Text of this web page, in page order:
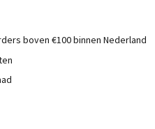
boven €100 binnen Nederland